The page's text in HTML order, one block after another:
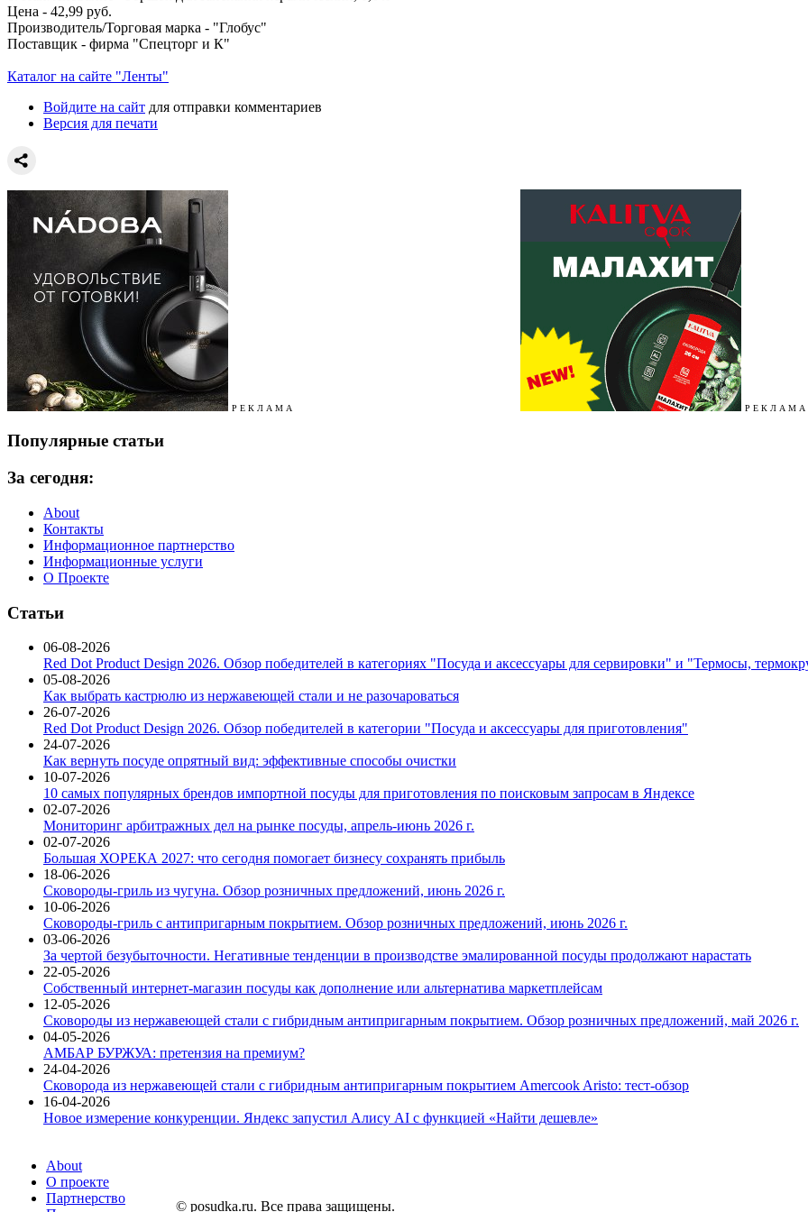
Цена - 42,99 руб.
Производитель/Торговая марка - "Глобус"
Поставщик - фирма "Спецторг и К"
Каталог на сайте "Ленты"
Войдите на сайт для отправки комментариев
Версия для печати
Р Е К Л А М А Р Е К Л А М А
Популярные статьи
За сегодня:
About
Контакты
Информационное партнерство
Информационные услуги
О Проекте
Статьи
06-08-2026
Red Dot Product Design 2026. Обзор победителей в категориях "Посуда и аксессуары для сервировки" и "Термосы,
05-08-2026
Как выбрать кастрюлю из нержавеющей стали и не разочароваться
26-07-2026
Red Dot Product Design 2026. Обзор победителей в категории "Посуда и аксессуары для приготовления"
24-07-2026
Как вернуть посуде опрятный вид: эффективные способы очистки
10-07-2026
10 самых популярных брендов импортной посуды для приготовления по поисковым запросам в Яндексе
02-07-2026
Мониторинг арбитражных дел на рынке посуды, апрель-июнь 2026 г.
02-07-2026
Большая ХОРЕКА 2027: что сегодня помогает бизнесу сохранять прибыль
18-06-2026
Сковороды-гриль из чугуна. Обзор розничных предложений, июнь 2026 г.
10-06-2026
Сковороды-гриль с антипригарным покрытием. Обзор розничных предложений, июнь 2026 г.
03-06-2026
За чертой безубыточности. Негативные тенденции в производстве эмалированной посуды продолжают нарастать
22-05-2026
Собственный интернет-магазин посуды как дополнение или альтернатива маркетплейсам
12-05-2026
Сковороды из нержавеющей стали с гибридным антипригарным покрытием. Обзор розничных предложений, май 2026 г.
04-05-2026
АМБАР БУРЖУА: претензия на премиум?
24-04-2026
Сковорода из нержавеющей стали с гибридным антипригарным покрытием Amercook Aristo: тест-обзор
16-04-2026
Новое измерение конкуренции. Яндекс запустил Алису AI с функцией «Найти дешевле»
About
О проекте
Партнерство
© posudka.ru. Все права защищены.